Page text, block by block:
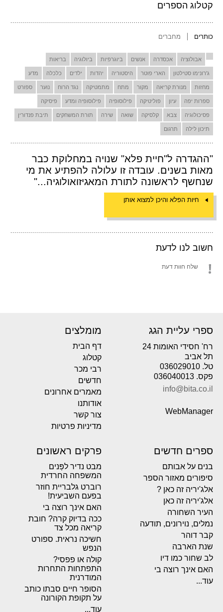
קטלוג הספרים
כותרים מחברים
אבולוציה אכסדרה אנשים ביוגרפיות ביולוגיה בריאות
ג'רונימו סטילטון הארי פוטר היסטוריה יהדות ילדים כלכלה מדע
מחזות מנורת קריאה מקור מתח מתמטיקה נגד הרוח נוער ספורט
ספרות יפה עיון פוליטיקה פילוסופיה פילוסופיה ומדע פיסיקה
פסיכולוגיה צבא קלסיקה שואה שירה תורת המשחקים תיבת פנדורין
תיכון לילה תרגום
"ההגדרה ל"חיית פלא" שנויה במחלוקת כבר
מאות בשנים. עובדה זו עלולה להפתיע את מי
שנחשף לראשונה לתורת המאגיזואולוגיה..."
חיות הפלא והיכן למצוא אותן
חשוב לנו לדעת
שלח חוות דעת
ספרי עליית הגג
רח' חסידי האומות 24
תל אביב
טל. 036029010
פקס. 036040013
info@bita.co.il
WebManager
מומלצים
דף הבית
קטלוג
רבי מכר
חדשים
מאמרים אחרונים
אודותנו
צור קשר
מדיניות פרטיות
ספרים חדשים
בנים על אבותם
סיפורים מאזור הספר
אלג'יריה זה כאן ?
אלג'יריה זה כאן
העיר השחורה
נמלים, נוירונים, תודעה
קבר דוהר
שנת הארבה
לב שחור כמו דיו
האם אינך רוצה בי
עוד...
פרקים ראשונים
מבט נדיר לפְּנים
המשפחה החרדית
רוברט גלבריית חוזר
בפעם השביעית!
האם אינך רוצה בי
ככה בדיוק קרה? חובת
קריאה מכל צד
חשיכה נראית. ספורט
הנפש
קולה או פפסי?
התפתחות התחרות
המודרנית
הסופר חיים סבתו כותב
על תקופת הקורונה
עוד...